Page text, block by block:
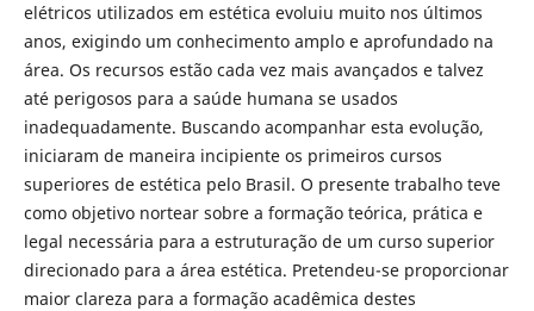
elétricos utilizados em estética evoluiu muito nos últimos
anos, exigindo um conhecimento amplo e aprofundado na
área. Os recursos estão cada vez mais avançados e talvez
até perigosos para a saúde humana se usados
inadequadamente. Buscando acompanhar esta evolução,
iniciaram de maneira incipiente os primeiros cursos
superiores de estética pelo Brasil. O presente trabalho teve
como objetivo nortear sobre a formação teórica, prática e
legal necessária para a estruturação de um curso superior
direcionado para a área estética. Pretendeu-se proporcionar
maior clareza para a formação acadêmica destes